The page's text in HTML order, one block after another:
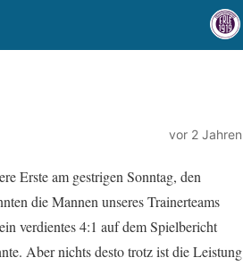
vor 2 Jahren
Erste am gestrigen Sonntag, den
die Mannen unseres Trainerteams
verdientes 4:1 auf dem Spielbericht
Aber nichts desto trotz ist die Leistung